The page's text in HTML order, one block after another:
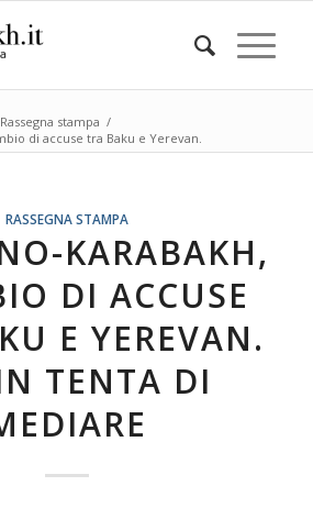
Rassegna stampa /
di accuse tra Baku e Yerevan.
RASSEGNA STAMPA
KARABAKH,
DI ACCUSE
E YEREVAN.
TENTA DI